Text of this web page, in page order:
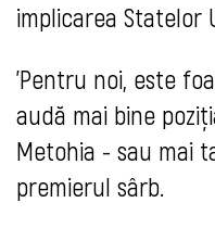
implicarea Statelor
'Pentru noi, este
audă mai bine
Metohia - sau mai
premierul sârb.